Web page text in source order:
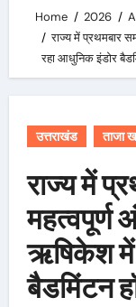
Home 2026
राज्य में प्रथमबार
रहा आधुनिक इंडोर
उत्तराखंड ताजा
राज्य में
महत्वपूर्ण
ऋषिकेश में
बैडमिंटन